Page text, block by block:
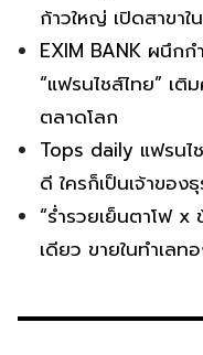
ก้าวใหญ่ เปิดสาขา
EXIM BANK ผนึก
“แฟรนไชส์ไทย” เติ
ตลาดโลก
Tops daily แฟรนไ
ดี ใครก็เป็นเจ้าของ
“ร่ำรวยเย็นตาโฟ
เดียว ขายในทำเล